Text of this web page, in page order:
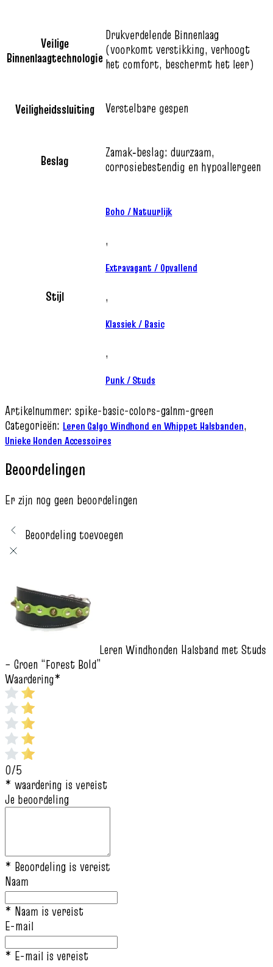
Veilige
Binnenlaagtechnologie
Drukverdelende Binnenlaag
(voorkomt verstikking, verhoogt
het comfort, beschermt het leer)
Veiligheidssluiting Verstelbare gespen
Beslag
Zamak‑beslag: duurzaam,
corrosiebestendig en hypoallergeen
Stijl
Boho / Natuurlijk
,
Extravagant / Opvallend
,
Klassiek / Basic
,
Punk / Studs
Artikelnummer: spike-basic-colors-galnm-green
Categorieën: Leren Galgo Windhond en Whippet Halsbanden,
Unieke Honden Accessoires
Beoordelingen
Er zijn nog geen beoordelingen
Beoordeling toevoegen
Leren Windhonden Halsband met Studs
– Groen “Forest Bold”
Waardering*
0/5
* waardering is vereist
Je beoordeling
* Beoordeling is vereist
Naam
* Naam is vereist
E-mail
* E-mail is vereist